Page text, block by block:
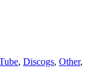
, Discogs, Other,